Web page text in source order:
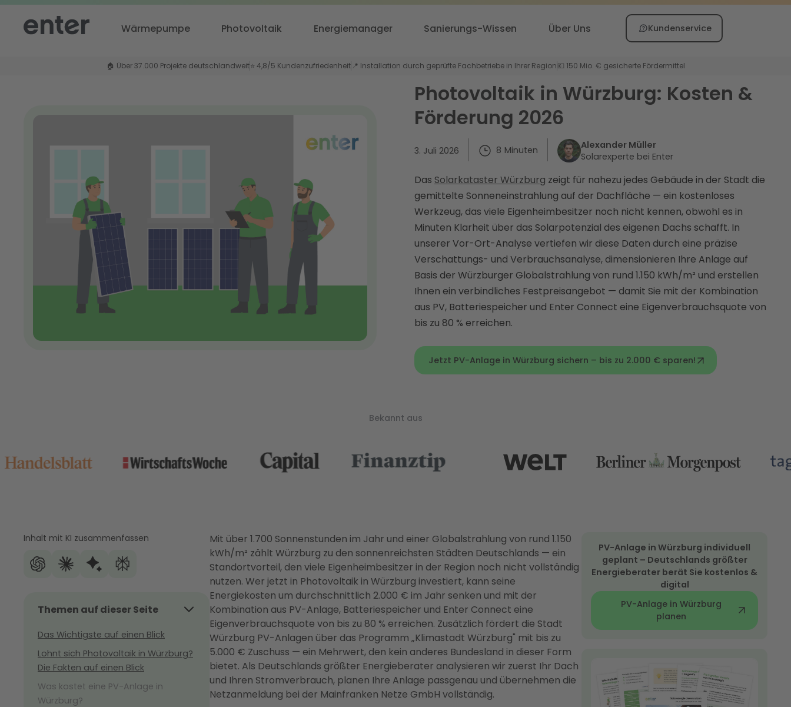
Wärmepumpe Photovoltaik Energiemanager Sanierungs-Wissen Über Uns Kundenservice
🏠 Über 37.000 Projekte deutschlandweit⭐ 4,8/5 Kundenzufriedenheit 📍 Installation durch geprüfte Fachbetriebe in Ihrer Region💶 150 Mio. € gesicherte Fördermittel
Photovoltaik in Würzburg: Kosten &
Förderung 2026
3. Juli 2026 8 Minuten
Alexander Müller
Solarexperte bei Enter
Das Solarkataster Würzburg zeigt für nahezu jedes Gebäude in der Stadt die
gemittelte Sonneneinstrahlung auf der Dachfläche — ein kostenloses
Werkzeug, das viele Eigenheimbesitzer noch nicht kennen, obwohl es in
Minuten Klarheit über das Solarpotenzial des eigenen Dachs schafft. In
unserer Vor-Ort-Analyse vertiefen wir diese Daten durch eine präzise
Verschattungs- und Verbrauchsanalyse, dimensionieren Ihre Anlage auf
Basis der Würzburger Globalstrahlung von rund 1.150 kWh/m² und erstellen
Ihnen ein verbindliches Festpreisangebot — damit Sie mit der Kombination
aus PV, Batteriespeicher und Enter Connect eine Eigenverbrauchsquote von
bis zu 80 % erreichen.
Jetzt PV-Anlage in Würzburg sichern – bis zu 2.000 € sparen!
Bekannt aus
Inhalt mit KI zusammenfassen
Themen auf dieser Seite
Das Wichtigste auf einen Blick
Lohnt sich Photovoltaik in Würzburg?
Die Fakten auf einen Blick
Was kostet eine PV-Anlage in
Würzburg?
Mit über 1.700 Sonnenstunden im Jahr und einer Globalstrahlung von rund 1.150
kWh/m² zählt Würzburg zu den sonnenreichsten Städten Deutschlands — ein
Standortvorteil, den viele Eigenheimbesitzer in der Region noch nicht vollständig
nutzen. Wer jetzt in Photovoltaik in Würzburg investiert, kann seine
Energiekosten um durchschnittlich 2.000 € im Jahr senken und mit der
Kombination aus PV-Anlage, Batteriespeicher und Enter Connect eine
Eigenverbrauchsquote von bis zu 80 % erreichen. Zusätzlich fördert die Stadt
Würzburg PV-Anlagen über das Programm „Klimastadt Würzburg" mit bis zu
5.000 € Zuschuss — ein Mehrwert, den kein anderes Bundesland in dieser Form
bietet. Als Deutschlands größter Energieberater analysieren wir zuerst Ihr Dach
und Ihren Stromverbrauch, planen Ihre Anlage passgenau und übernehmen die
Netzanmeldung bei der Mainfranken Netze GmbH vollständig.
PV-Anlage in Würzburg individuell
geplant – Deutschlands größter
Energieberater berät Sie kostenlos &
digital
PV-Anlage in Würzburg
planen